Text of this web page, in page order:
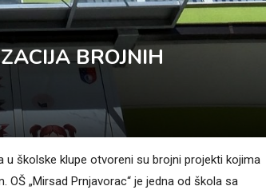
BROJNIH
školske klupe otvoreni su brojni projekti kojima
„Mirsad Prnjavorac“ je jedna od škola sa